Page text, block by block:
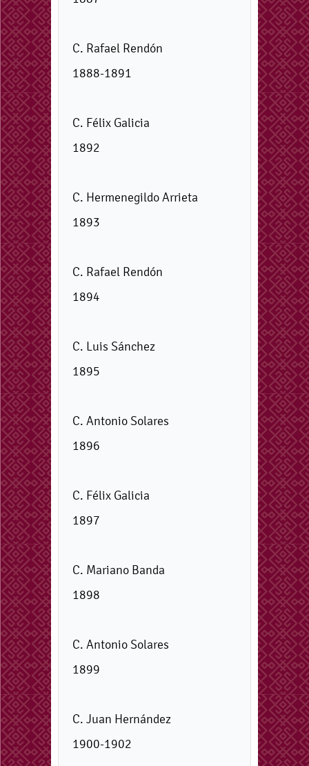
C. Rafael Rendón
1888-1891
C. Félix Galicia
1892
C. Hermenegildo Arrieta
1893
C. Rafael Rendón
1894
C. Luis Sánchez
1895
C. Antonio Solares
1896
C. Félix Galicia
1897
C. Mariano Banda
1898
C. Antonio Solares
1899
C. Juan Hernández
1900-1902